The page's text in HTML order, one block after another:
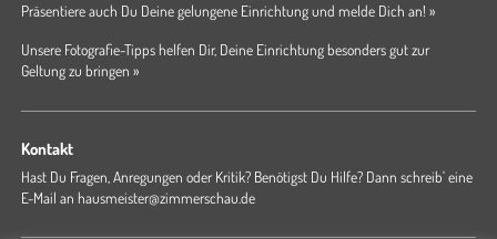
Präsentiere auch Du Deine gelungene Einrichtung und melde Dich an! »
Unsere Fotografie-Tipps helfen Dir, Deine Einrichtung besonders gut zur
Geltung zu bringen »
Kontakt
Hast Du Fragen, Anregungen oder Kritik? Benötigst Du Hilfe? Dann schreib' eine
E-Mail an hausmeister@zimmerschau.de